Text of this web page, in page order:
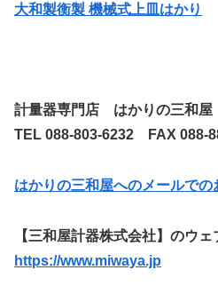
大和製衡製 機械式上皿はかり
計量器専門店 はかりの三和屋
TEL 088-803-6232 FAX 088-
はかりの三和屋へのメールでの
【三和屋計器株式会社】のウ
https://www.miwaya.jp